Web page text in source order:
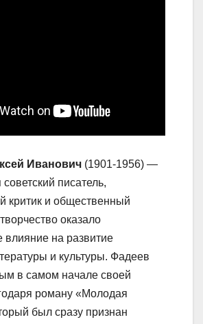
Иванович (1901-1956) —
писатель,
критик и общественный
оказало
влияние на развитие
и культуры. Фадеев
в самом начале своей
роману «Молодая
был сразу признан